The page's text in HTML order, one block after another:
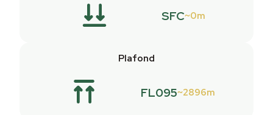
SFC 0m
Plafond
FL095 2896m